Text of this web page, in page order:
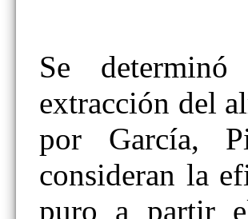
Se
extracción del
por García,
consideran la
puro a partir